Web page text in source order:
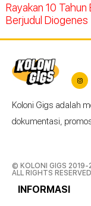
Rayakan 10
Berjudul Diogenes
Koloni Gigs adalah
dokumentasi,
© KOLONI GIGS 2019-
ALL RIGHTS RESERVED
INFORMASI